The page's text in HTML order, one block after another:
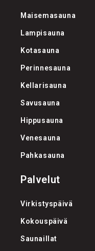
Maisemasauna
Lampisauna
Kotasauna
Perinnesauna
Kellarisauna
Savusauna
Hippusauna
Venesauna
Pahkasauna
Palvelut
Virkistyspäivä
Kokouspäivä
Saunaillat